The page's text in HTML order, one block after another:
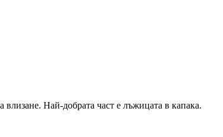
Най-добрата част е лъжицата в капака.